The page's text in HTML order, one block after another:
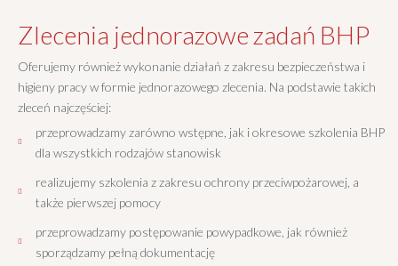
Zlecenia jednorazowe zadań BHP
Oferujemy również wykonanie działań z zakresu bezpieczeństwa i
higieny pracy w formie jednorazowego zlecenia. Na podstawie takich
zleceń najczęściej:
przeprowadzamy zarówno wstępne, jak i okresowe szkolenia BHP
dla wszystkich rodzajów stanowisk
realizujemy szkolenia z zakresu ochrony przeciwpożarowej, a
także pierwszej pomocy
przeprowadzamy postępowanie powypadkowe, jak również
sporządzamy pełną dokumentację